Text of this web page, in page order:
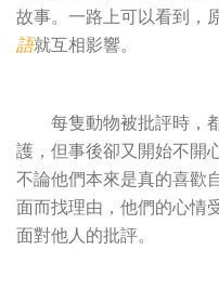
故事。一路上可以看到，
語就互相影響。
每隻動物被批評時，都
護，但事後卻又開始不開
不論他們本來是真的喜歡
面而找理由，他們的心情
面對他人的批評。